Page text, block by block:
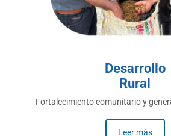
Desarrollo
Rural
Fortalecimiento comunitario y
Leer más